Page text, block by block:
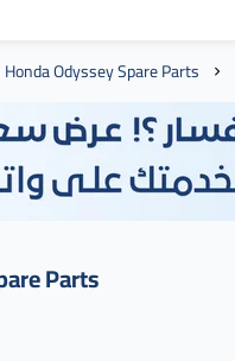
Honda Odyssey Spare Parts
Parts